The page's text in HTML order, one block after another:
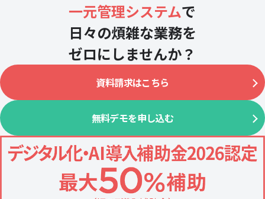
一元管理システムで
日々の煩雑な業務を
ゼロにしませんか？
資料請求はこちら
無料デモを申し込む